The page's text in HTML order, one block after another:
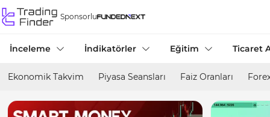
Sponsorlu
İnceleme İndikatörler Eğitim Ticaret
Ekonomik Takvim Piyasa Seansları Faiz Oranları